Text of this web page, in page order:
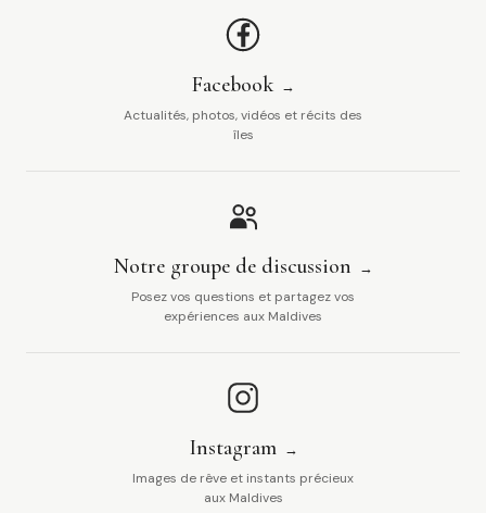
Facebook
Actualités, photos, vidéos et récits des
îles
Notre groupe de discussion
Posez vos questions et partagez vos
expériences aux Maldives
Instagram
Images de rêve et instants précieux
aux Maldives